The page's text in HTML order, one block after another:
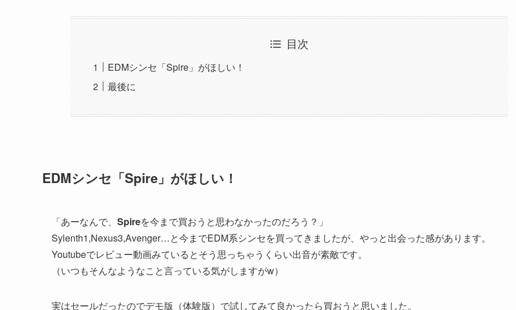
目次
EDMシンセ「Spire」がほしい！
最後に
EDMシンセ「Spire」がほしい！
「あーなんで、 Spireを今まで買おうと思わなかったのだろう？」
Sylenth1,Nexus3,Avenger…と今までEDM系シンセを買ってきましたが、やっと出会った感があります。
Youtubeでレビュー動画みているとそう思っちゃうくらい出音が素敵です。
（いつもそんなようなこと言っている気がしますがw）
実はセールだったのでデモ版（体験版）で試してみて良かったら買おうと思いました。